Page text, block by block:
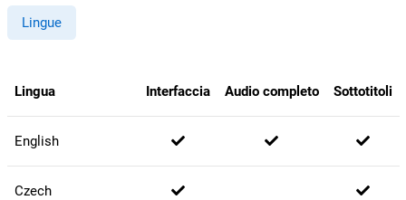
Lingue
Lingua Interfaccia Audio completo Sottotitoli
English
Czech